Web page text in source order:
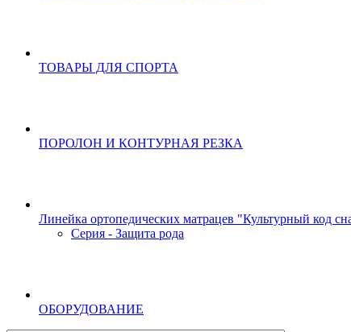
ТОВАРЫ ДЛЯ СПОРТА
ПОРОЛОН И КОНТУРНАЯ РЕЗКА
Линейка ортопедических матрацев "Культурный код
Серия - Защита рода
ОБОРУДОВАНИЕ